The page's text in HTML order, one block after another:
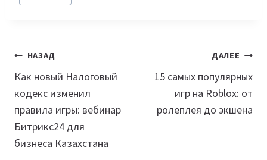
Навигация
по
записям
НАЗАД
Как новый Налоговый
кодекс изменил
правила игры: вебинар
Битрикс24 для
бизнеса Казахстана
ДАЛЕЕ
15 самых популярных
игр на Roblox: от
ролеплея до экшена